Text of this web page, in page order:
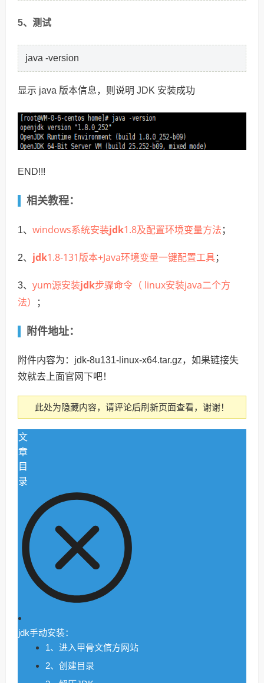
5、测试
java -version
显示 java 版本信息，则说明 JDK 安装成功
END!!!
相关教程：
1、 windows系统安装jdk1.8及配置环境变量方法 ；
2、 jdk1.8-131版本+Java环境变量一键配置工具；
3、 yum源安装jdk步骤命令（ linux安装java二个方
法）
；
附件地址：
附件内容为：jdk-8u131-linux-x64.tar.gz，如果链接失
效就去上面官网下吧！
此处为隐藏内容，请评论后刷新页面查看，谢谢！
文
章
目
录
jdk手动安装：
1、进入甲骨文倌方网站
2、创建目录